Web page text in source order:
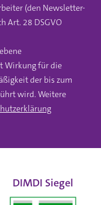
(den Newsletter-
Art. 28 DSGVO
Wirkung für die
der bis zum
wird. Weitere
DIMDI Siegel